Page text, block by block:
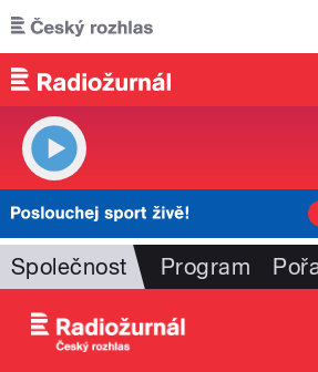
Přejít k hlavnímu obsahu
Společnost Program